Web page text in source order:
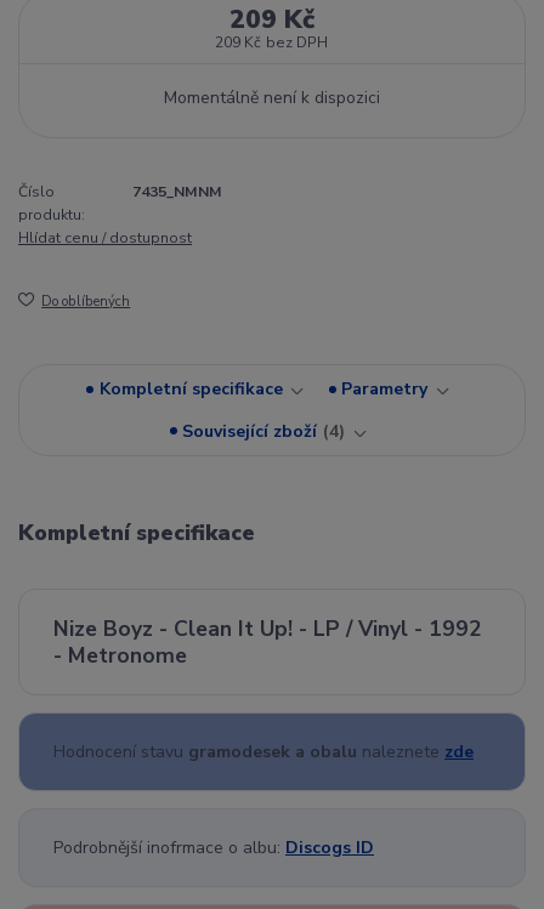
209 Kč
209 Kč bez DPH
Momentálně není k dispozici
Číslo
produktu:
7435_NMNM
Hlídat cenu / dostupnost
Do oblíbených
Kompletní specifikace
Parametry
Související zboží 4
Kompletní specifikace
Nize Boyz - Clean It Up! - LP / Vinyl - 1992
- Metronome
Hodnocení stavu gramodesek a obalu naleznete zde
Podrobnější inofrmace o albu: Discogs ID